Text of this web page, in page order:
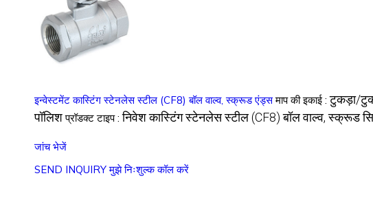
इन्वेस्टमेंट कास्टिंग स्टेनलेस स्टील (CF8) बॉल वाल्व, स्क्रूड एंड्स माप की इकाई :टुकड़ा/
पॉलिश प्रॉडक्ट टाइप :निवेश कास्टिंग स्टेनलेस स्टील (CF8) बॉल वाल्व, स्क्रूड
जांच भेजें
SEND INQUIRY मुझे निःशुल्क कॉल करें